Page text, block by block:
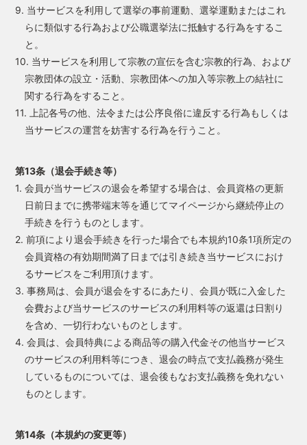
9. 当サービスを利用して選挙の事前運動、選挙運動またはこれ
らに類似する行為および公職選挙法に抵触する行為をするこ
と。
10. 当サービスを利用して宗教の宣伝を含む宗教的行為、および
宗教団体の設立・活動、宗教団体への加入等宗教上の結社に
関する行為をすること。
11. 上記各号の他、法令または公序良俗に違反する行為もしくは
当サービスの運営を妨害する行為を行うこと。
第13条（退会手続き等）
1. 会員が当サービスの退会を希望する場合は、会員資格の更新
日前日までに携帯端末等を通じてマイページから継続停止の
手続きを行うものとします。
2. 前項により退会手続きを行った場合でも本規約10条1項所定の
会員資格の有効期間満了日までは引き続き当サービスにおけ
るサービスをご利用頂けます。
3. 事務局は、会員が退会をするにあたり、会員が既に入金した
会費および当サービスのサービスの利用料等の返還は日割り
を含め、一切行わないものとします。
4. 会員は、会員特典による商品等の購入代金その他当サービス
のサービスの利用料等につき、退会の時点で支払義務が発生
しているものについては、退会後もなお支払義務を免れない
ものとします。
第14条（本規約の変更等）